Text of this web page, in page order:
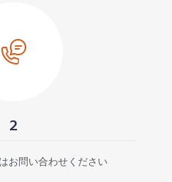
2
お問い合わせください